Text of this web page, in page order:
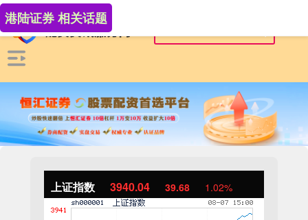
上证指数 3940.04 39.68 1.02%
港陆证券 相关话题